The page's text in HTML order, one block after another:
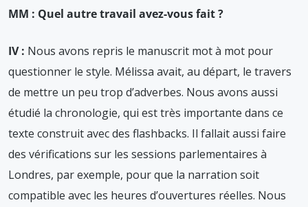
MM : Quel autre travail avez-vous fait ?
IV : Nous avons repris le manuscrit mot à mot pour
questionner le style. Mélissa avait, au départ, le travers
de mettre un peu trop d’adverbes. Nous avons aussi
étudié la chronologie, qui est très importante dans ce
texte construit avec des flashbacks. Il fallait aussi faire
des vérifications sur les sessions parlementaires à
Londres, par exemple, pour que la narration soit
compatible avec les heures d’ouvertures réelles. Nous